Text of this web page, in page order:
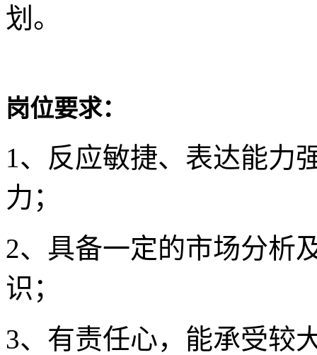
划。
岗位要求：
1、反应敏捷、表达能力
力；
2、具备一定的市场分析
识；
3、有责任心，能承受较